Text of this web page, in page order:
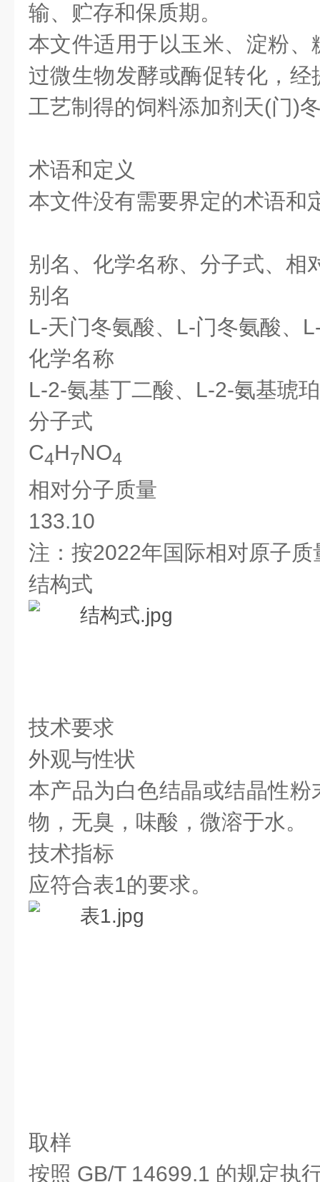
输、贮存和保质期。
本文件适用于以玉米、淀粉
过微生物发酵或酶促转化，
工艺制得的饲料添加剂天(门)
术语和定义
本文件没有需要界定的术语和
别名、化学名称、分子式、相
别名
L-天门冬氨酸、L-门冬氨酸、
化学名称
L-2-氨基丁二酸、L-2-氨基琥
分子式
C4H7NO4
相对分子质量
133.10
注：按2022年国际相对原子质
结构式
技术要求
外观与性状
本产品为白色结晶或结晶性
物，无臭，味酸，微溶于水。
技术指标
应符合表1的要求。
取样
按照 GB/T 14699.1 的规定执